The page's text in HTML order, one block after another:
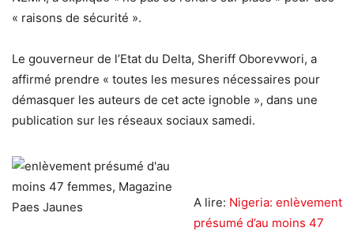
« raisons de sécurité ».
Le gouverneur de l’Etat du Delta, Sheriff Oborevwori, a
affirmé prendre « toutes les mesures nécessaires pour
démasquer les auteurs de cet acte ignoble », dans une
publication sur les réseaux sociaux samedi.
A lire: Nigeria: enlèvement
présumé d’au moins 47